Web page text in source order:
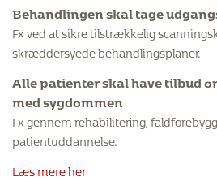
Behandlingen skal tage
Fx ved at sikre tilstrækkelig
skræddersyede behandlingsplaner.
Alle patienter skal have tilbud
med sygdommen
Fx gennem rehabilitering,
patientuddannelse.
Læs mere her